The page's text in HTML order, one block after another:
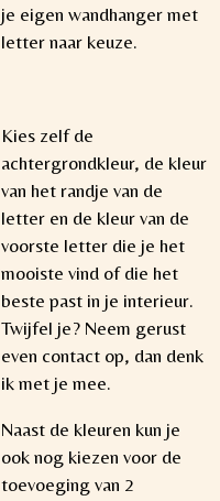
je eigen wandhanger met
letter naar keuze.
Kies zelf de
achtergrondkleur, de kleur
van het randje van de
letter en de kleur van de
voorste letter die je het
mooiste vind of die het
beste past in je interieur.
Twijfel je? Neem gerust
even contact op, dan denk
ik met je mee.
Naast de kleuren kun je
ook nog kiezen voor de
toevoeging van 2